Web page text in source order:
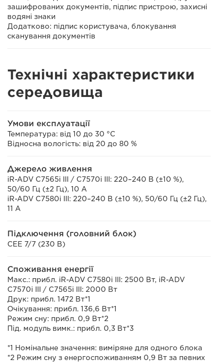
зашифрованих документів, підпис пристрою, захисні
водяні знаки
Додатково: підпис користувача, блокування
сканування документів
Технічні характеристики
середовища
Умови експлуатації
Температура: від 10 до 30 °C
Відносна вологість: від 20 до 80 %
Джерело живлення
iR-ADV C7565i III / C7570i III: 220–240 В (±10 %),
50/60 Гц (±2 Гц), 10 A
iR-ADV C7580i III: 220–240 В (±10 %), 50/60 Гц (±2 Гц),
11 A
Підключення (головний блок)
CEE 7/7 (230 В)
Споживання енергії
Макс.: прибл. iR-ADV C7580i III: 2500 Вт, iR-ADV
C7570i III / C7565i III: 2000 Вт
Друк: прибл. 1472 Вт*1
Очікування: прибл. 136,6 Вт*1
Режим сну: прибл. 0,9 Вт*2
Під. модуль вимк.: прибл. 0,3 Вт*3
*1 Номінальне значення: виміряне для одного блока
*2 Режим сну з енергоспоживанням 0,9 Вт за певних